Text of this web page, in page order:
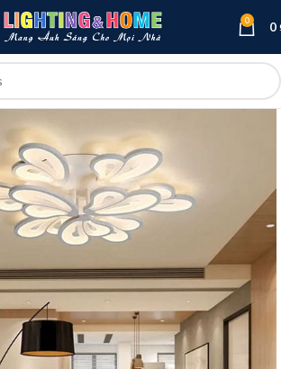
0 0